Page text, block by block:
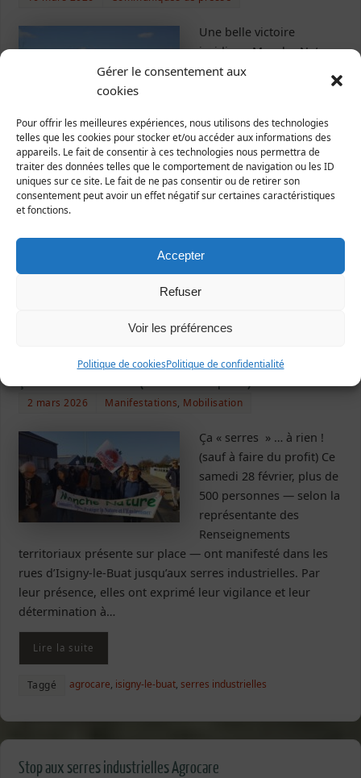
Gérer le consentement aux
cookies
Pour offrir les meilleures expériences, nous utilisons des technologies
telles que les cookies pour stocker et/ou accéder aux informations des
appareils. Le fait de consentir à ces technologies nous permettra de
traiter des données telles que le comportement de navigation ou les ID
uniques sur ce site. Le fait de ne pas consentir ou de retirer son
consentement peut avoir un effet négatif sur certaines caractéristiques
et fonctions.
Accepter
Refuser
Voir les préférences
Politique de cookiesPolitique de confidentialité
Une belle victoire
juridique Manche-Nature
s’est porté « intervenant
départ empoisonnéLe 3
juillet 2024, à quelques
jours de son départ, le gouvernement Attal a laissé
derrière lui un cadeau empoisonné : un arrêté facilitant la
destruction de zones humides. Réclamé de longue date
2 mars 2026 Manifestations, Mobilisation
Ça « serres » … à rien !
(sauf à faire du profit) Ce
samedi 28 février, plus de
500 personnes — selon la
représentante des
Renseignements
territoriaux présente sur place — ont manifesté dans les
rues d’Isigny-le-Buat jusqu’aux serres industrielles. Par
leur présence, elles ont exprimé leur vigilance et leur
détermination à…
Lire la suite
Taggé agrocare, isigny-le-buat,serres industrielles
Stop aux serres industrielles Agrocare